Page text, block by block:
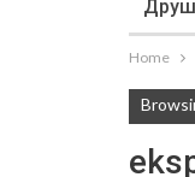
Home